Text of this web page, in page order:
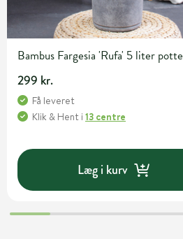
Bambus Fargesia 'Rufa' 5 liter potte
299 kr.
Få leveret
Klik & Hent i 13 centre
Læg i kurv